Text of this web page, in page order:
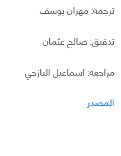
ترجمة: مهران يوسف
تدقيق: صالح عثمان
مراجعة: اسماعيل اليازجي
المصدر